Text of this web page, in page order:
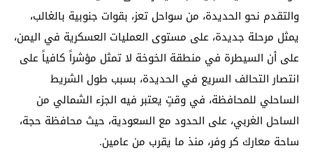
والتقدم نحو الحديدة، من سواحل تعز، بقوات جنوبية بالغالب،
يمثل مرحلة جديدة، على مستوى العمليات العسكرية في اليمن،
على أن السيطرة في منطقة الخوخة لا تمثل مؤشراً كافياً على
انتصار التحالف السريع في الحديدة، بسبب طول الشريط
الساحلي للمحافظة، في وقتٍ يعتبر فيه الجزء الشمالي من
الساحل الغربي، على الحدود مع السعودية، حيث محافظة حجة،
ساحة معارك كر وفر، منذ ما يقرب من عامين.